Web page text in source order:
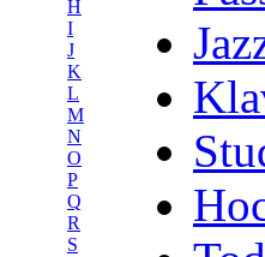
H
I
J
K
L
M
N
O
P
Q
R
S